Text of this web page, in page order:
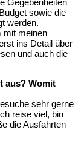
Gegebenheiten
sowie die
werden.
mit meinen
ins Detail über
und auch die
aus? Womit
sehr gerne
reise viel, bin
die Ausfahrten